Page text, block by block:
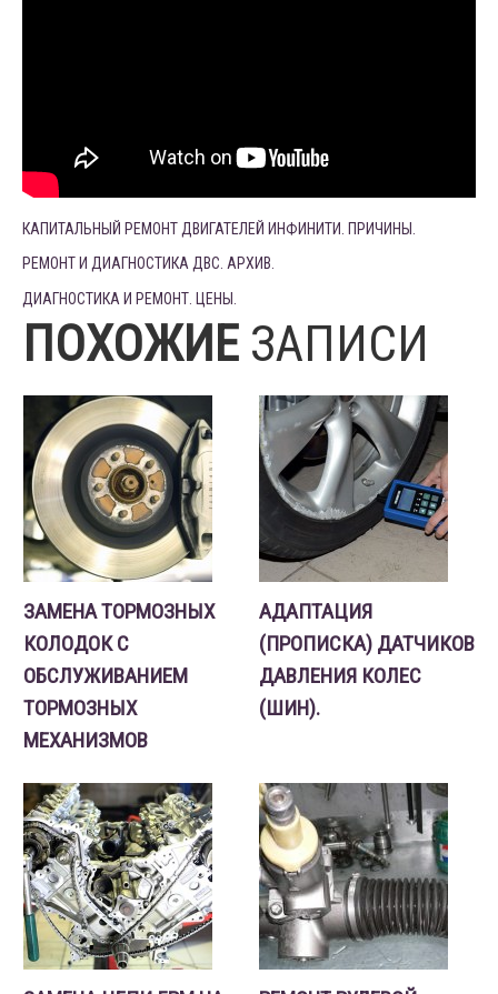
КАПИТАЛЬНЫЙ РЕМОНТ ДВИГАТЕЛЕЙ ИНФИНИТИ. ПРИЧИНЫ.
РЕМОНТ И ДИАГНОСТИКА ДВС. АРХИВ.
ДИАГНОСТИКА И РЕМОНТ. ЦЕНЫ.
ПОХОЖИЕ ЗАПИСИ
ЗАМЕНА ТОРМОЗНЫХ
КОЛОДОК С
ОБСЛУЖИВАНИЕМ
ТОРМОЗНЫХ
МЕХАНИЗМОВ
АДАПТАЦИЯ
(ПРОПИСКА) ДАТЧИКОВ
ДАВЛЕНИЯ КОЛЕС
(ШИН).